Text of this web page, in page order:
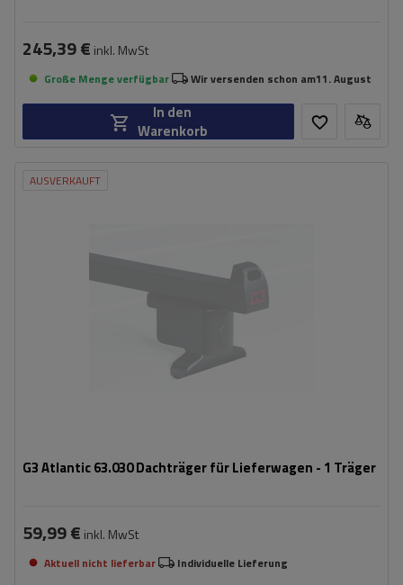
245,39 € inkl. MwSt
Große Menge verfügbar Wir versenden schon am11. August
In den
Warenkorb
AUSVERKAUFT
G3 Atlantic 63.030 Dachträger für Lieferwagen - 1 Träger
59,99 € inkl. MwSt
Aktuell nicht lieferbar Individuelle Lieferung